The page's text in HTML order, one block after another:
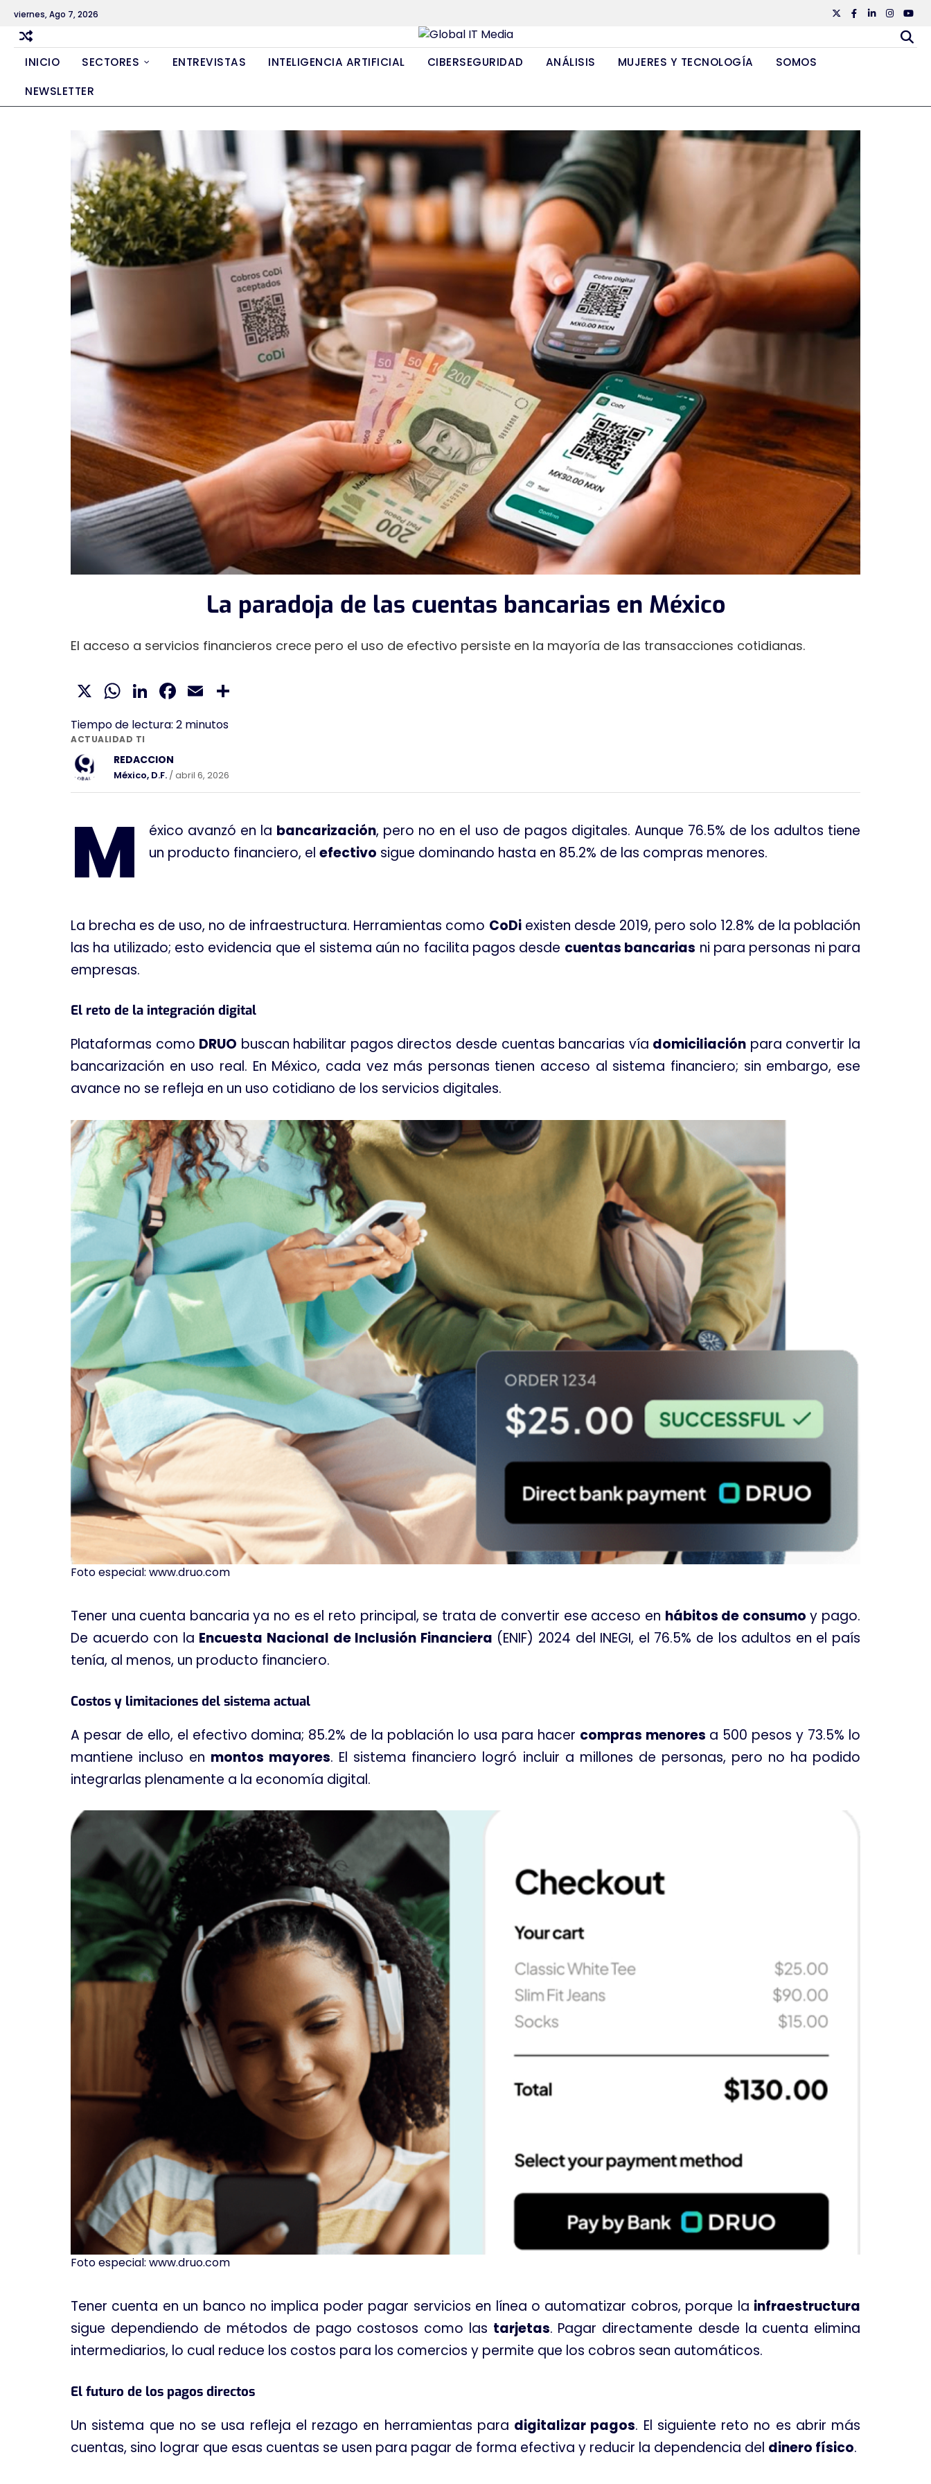
Skip
content
viernes, Ago 7, 2026 TwiiterFacebook
Linkedin
INICIO SECTORES ENTREVISTAS INTELIGENCIA ARTIFICIAL CIBERSEGURIDAD ANÁLISIS MUJERES Y TECNOLOGÍA
SOMOS
NEWSLETTER
La paradoja de las cuentas bancarias en México
X WhatsApp
LinkedIn
Facebook
Email
Tiempo de lectura: 2 minutos
ACTUALIDAD TI
El acceso a servicios financieros crece pero el uso de efectivo persiste en la mayoría de las transacciones cotidianas.
REDACCION
México, D.F. / abril 6, 2026
M éxico avanzó en la bancarización, pero no en el uso de pagos digitales. Aunque 76.5% de los adultos tiene
un producto financiero, el efectivo sigue dominando hasta en 85.2% de las compras menores.
La brecha es de uso, no de infraestructura. Herramientas como CoDiexisten desde 2019, pero solo 12.8% de la población
las ha utilizado; esto evidencia que el sistema aún no facilita pagos desde cuentas bancarias ni para personas ni para
empresas.
El reto de la integración digital
Plataformas como DRUO buscan habilitar pagos directos desde cuentas bancarias vía domiciliación para convertir la
bancarización en uso real. En México, cada vez más personas tienen acceso al sistema financiero; sin embargo, ese
avance no se refleja en un uso cotidiano de los servicios digitales.
Foto especial: www.druo.com
Tener una cuenta bancaria ya no es el reto principal, se trata de convertir ese acceso en hábitos de consumo y pago.
De acuerdo con la Encuesta Nacional de Inclusión Financiera (ENIF) 2024 del INEGI, el 76.5% de los adultos en el país
tenía, al menos, un producto financiero.
Costos y limitaciones del sistema actual
A pesar de ello, el efectivo domina; 85.2% de la población lo usa para hacer compras menores a 500 pesos y 73.5% lo
mantiene incluso en montos mayores. El sistema financiero logró incluir a millones de personas, pero no ha podido
integrarlas plenamente a la economía digital.
Foto especial: www.druo.com
Tener cuenta en un banco no implica poder pagar servicios en línea o automatizar cobros, porque la infraestructura
sigue dependiendo de métodos de pago costosos como las tarjetas. Pagar directamente desde la cuenta elimina
intermediarios, lo cual reduce los costos para los comercios y permite que los cobros sean automáticos.
El futuro de los pagos directos
Un sistema que no se usa refleja el rezago en herramientas para digitalizar pagos. El siguiente reto no es abrir más
cuentas, sino lograr que esas cuentas se usen para pagar de forma efectiva y reducir la dependencia del dinero físico.